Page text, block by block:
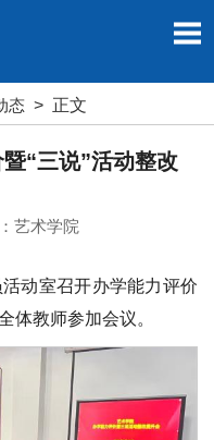
态 > 正文
“三说”活动整改
艺术学院
动室召开办学能力评价
体教师参加会议。